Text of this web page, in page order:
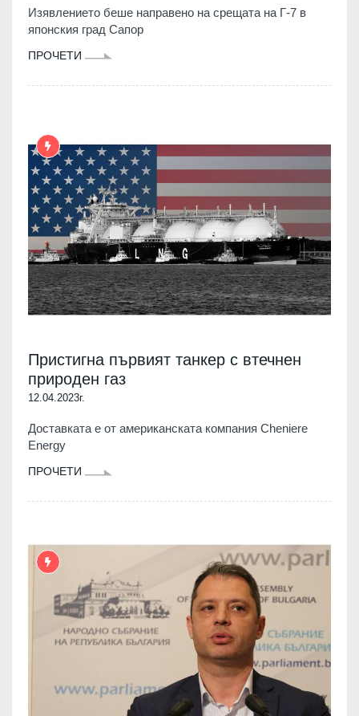
Изявлението беше направено на срещата на Г-7 в
японския град Сапор
ПРОЧЕТИ
Пристигна първият танкер с втечнен
природен газ
12.04.2023г.
Доставката е от американската компания Cheniere
Energy
ПРОЧЕТИ